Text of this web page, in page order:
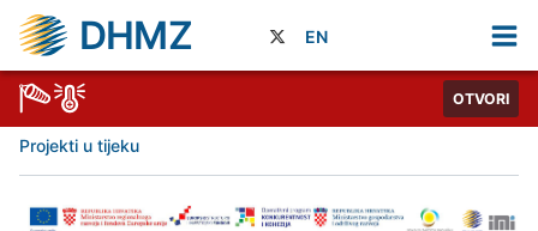
DHMZ EN
OTVORI
Projekti u tijeku